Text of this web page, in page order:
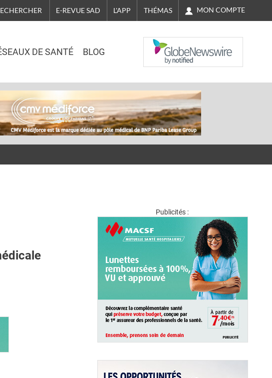
E-REVUE SAD L'APP THÉMAS MON COMPTE
DE SANTÉ BLOG
NASDAQ
Publicités :